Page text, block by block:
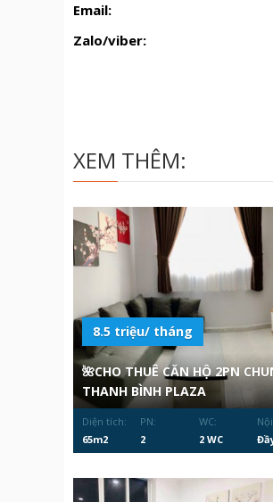
Email:
Zalo/viber:
XEM THÊM:
8.5 triệu/ tháng
🌺CHO THUÊ CĂN HỘ 2PN
THANH BÌNH PLAZA
Diện tích:
65m2
PN:
2
WC:
2 WC